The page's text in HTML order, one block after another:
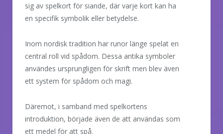
sig av spelkort för siande, där varje kort kan ha
en specifik symbolik eller betydelse.
Inom nordisk tradition har runor länge spelat en
central roll vid spådom. Dessa antika symboler
användes ursprungligen för skrift men blev även
ett system för spådom och magi.
Däremot, i samband med spelkortens
introduktion, började även de att användas som
ett medel för att spå.